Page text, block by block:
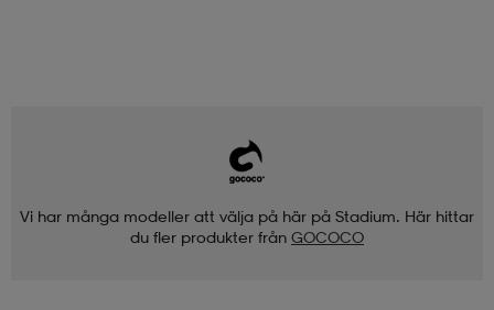
Vi har många modeller att välja på här på Stadium. Här hittar
du fler produkter från GOCOCO